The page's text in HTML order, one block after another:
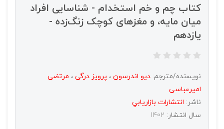
کتاب چم و خم استخدام - شناسایی افراد
میان مایه، و مغزهای کوچک زنگ‌زده -
یازدهم
نویسنده/مترجم: دیو اندرسون ، پرویز درگی ، مرتضی
امیرعباسی
ناشر: انتشارات بازاريابي
سال انتشار: 1402